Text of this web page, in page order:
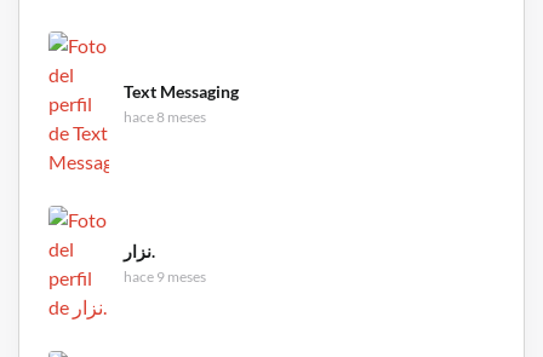
Text Messaging
hace 8 meses
نزار.
hace 9 meses